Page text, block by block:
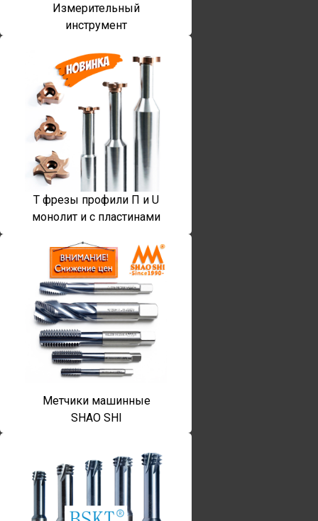
Измерительный
инструмент
T фрезы профили П и U
монолит и с пластинами
Метчики машинные
SHAO SHI